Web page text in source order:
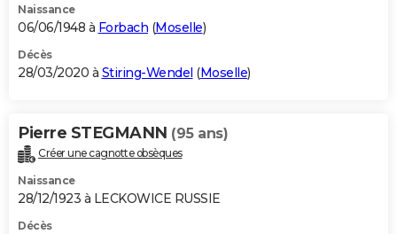
Naissance
06/06/1948 à Forbach (Moselle)
Décès
28/03/2020 à Stiring-Wendel (Moselle)
Pierre STEGMANN (95 ans)
Créer une cagnotte obsèques
Naissance
28/12/1923 à LECKOWICE RUSSIE
Décès